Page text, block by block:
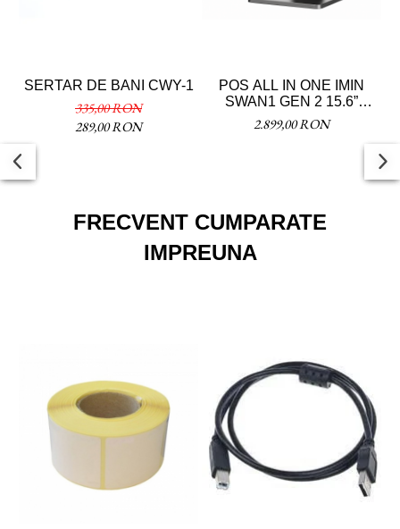
SERTAR DE BANI CWY-1
335,00 RON
289,00 RON
POS ALL IN ONE IMIN
SWAN1 GEN 2 15.6”
(4+64GB)
2.899,00 RON
FRECVENT CUMPARATE
IMPREUNA